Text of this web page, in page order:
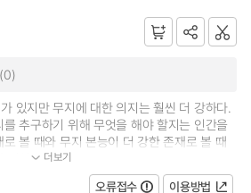
(0)
있지만 무지에 대한 의지는 훨씬 더 강하다.
추구하기 위해 무엇을 해야 할지는 인간을
볼 때와 무지 본능이 더 강한 존재로 볼 때
진실... 더보기
오류접수 이용방법